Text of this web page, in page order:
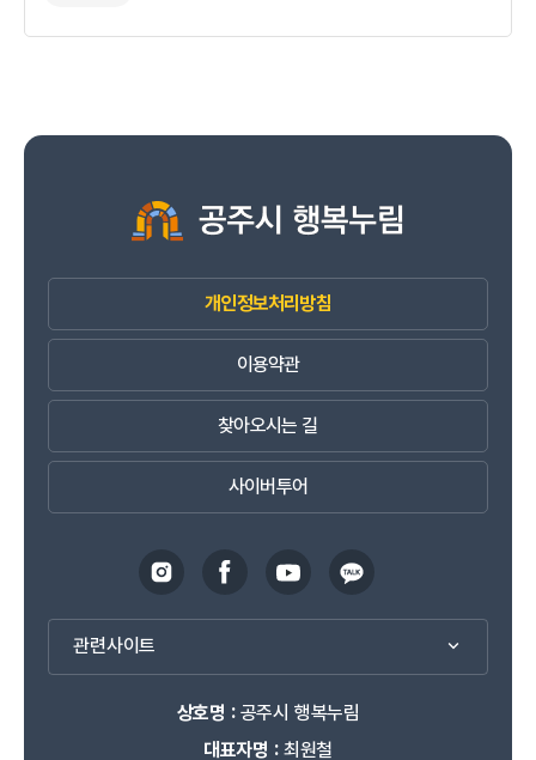
개인정보처리방침
이용약관
찾아오시는 길
사이버투어
관련사이트
상호명 :공주시 행복누림
대표자명 :최원철